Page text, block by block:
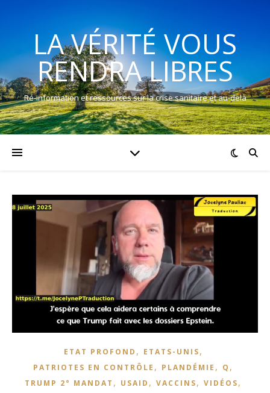
LA VÉRITÉ VOUS
RENDRA LIBRES
Ré-information et ressources sur la crise sanitaire et au-delà
ETAT PROFOND , ETATS-UNIS,
PATRIOTES EN CONTRÔLE , PLANDÉMIE , Q ,
TRUMP 2° MANDAT , USAID , VACCINS, VIDÉOS,